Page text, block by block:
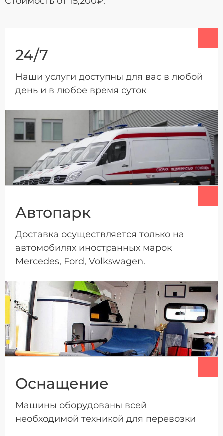
24/7
Наши услуги доступны для вас в любой
день и в любое время суток
Автопарк
Доставка осуществляется только на
автомобилях иностранных марок
Mercedes, Ford, Volkswagen.
Оснащение
Машины оборудованы всей
необходимой техникой для перевозки